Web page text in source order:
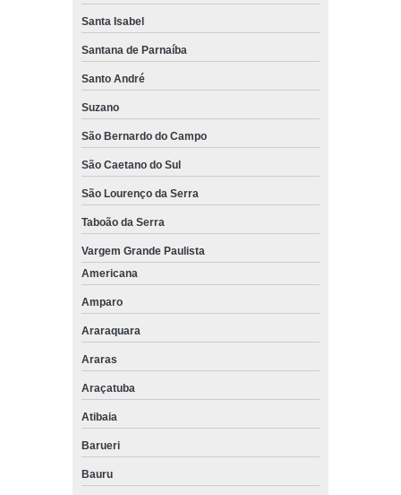
Santa Isabel
Santana de Parnaíba
Santo André
Suzano
São Bernardo do Campo
São Caetano do Sul
São Lourenço da Serra
Taboão da Serra
Vargem Grande Paulista
Americana
Amparo
Araraquara
Araras
Araçatuba
Atibaia
Barueri
Bauru